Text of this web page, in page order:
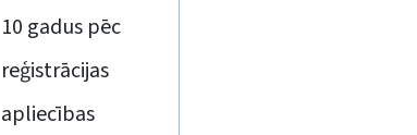
10 gadus pēc
reģistrācijas
apliecības